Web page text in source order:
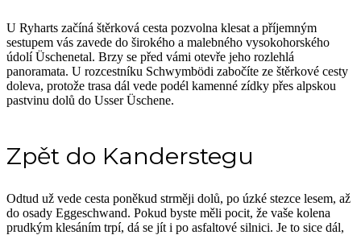
U Ryharts začíná štěrková cesta pozvolna klesat a příjemným
sestupem vás zavede do širokého a malebného vysokohorského
údolí Üschenetal. Brzy se před vámi otevře jeho rozlehlá
panoramata. U rozcestníku Schwymbödi zabočíte ze štěrkové cesty
doleva, protože trasa dál vede podél kamenné zídky přes alpskou
pastvinu dolů do Usser Üschene.
Zpět do Kanderstegu
Odtud už vede cesta poněkud strměji dolů, po úzké stezce lesem, až
do osady Eggeschwand. Pokud byste měli pocit, že vaše kolena
prudkým klesáním trpí, dá se jít i po asfaltové silnici. Je to sice dál,